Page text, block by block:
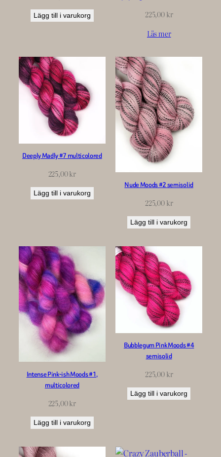
Lägg till i varukorg 225,00kr
Läs mer
Deeply Madly #7 multicolored
225,00kr
Lägg till i varukorg
Nude Moods #2 semisolid
225,00kr
Lägg till i varukorg
Intense Pink-ish Moods #1,
multicolored
225,00kr
Lägg till i varukorg
Bubblegum Pink Moods #4
semisolid
225,00kr
Lägg till i varukorg